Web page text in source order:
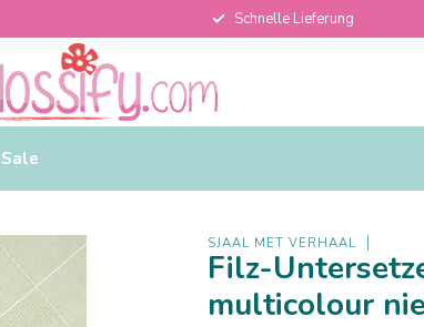
Schnelle Lieferung
Sale
SJAAL MET VERHAAL
Filz-
multicolour